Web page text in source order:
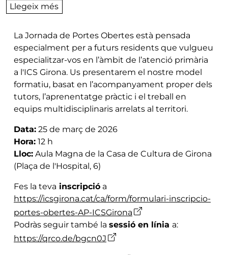
Llegeix méssobre Jornada de Portes Obertes per a
La Jornada de Portes Obertes està pensada
especialment per a futurs residents que vulgueu
especialitzar-vos en l’àmbit de l’atenció primària
a l'ICS Girona. Us presentarem el nostre model
formatiu, basat en l’acompanyament proper dels
tutors, l’aprenentatge pràctic i el treball en
equips multidisciplinaris arrelats al territori.
Data: 25 de març de 2026
Hora: 12 h
Lloc: Aula Magna de la Casa de Cultura de Girona
(Plaça de l'Hospital, 6)
Fes la teva inscripció a
https://icsgirona.cat/ca/form/formulari-inscripcio-
portes-obertes-AP-ICSGirona
Podràs seguir també la sessió en línia a:
https://qrco.de/bgcn0J